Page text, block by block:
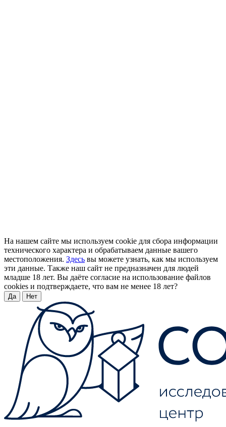
На нашем сайте мы используем cookie для сбора информации
технического характера и обрабатываем данные вашего
местоположения. Здесь вы можете узнать, как мы используем
эти данные. Также наш сайт не предназначен для людей
младше 18 лет. Вы даёте согласие на использование файлов
cookies и подтверждаете, что вам не менее 18 лет?
Да Нет